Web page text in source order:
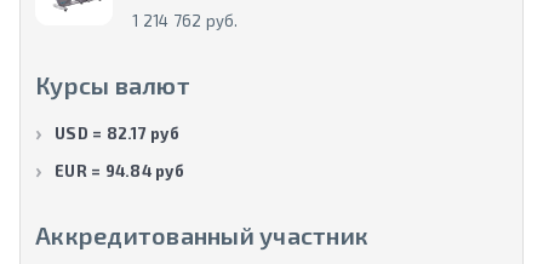
1 214 762 руб.
Курсы валют
USD = 82.17 руб
EUR = 94.84 руб
Аккредитованный участник